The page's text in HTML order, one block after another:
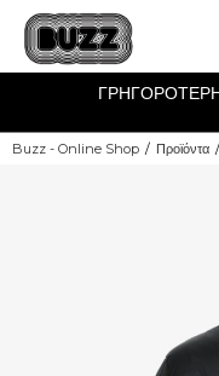
Buzz - Online Shop Προϊόντα